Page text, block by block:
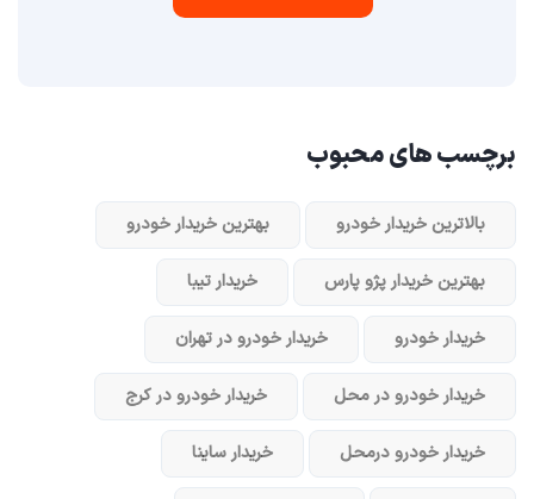
برچسب های محبوب
بالاترین خریدار خودرو بهترین خریدار خودرو
بهترین خریدار پژو پارس خریدار تیبا
خریدار خودرو خریدار خودرو در تهران
خریدار خودرو در محل خریدار خودرو در کرج
خریدار خودرو در‌محل خریدار ساینا